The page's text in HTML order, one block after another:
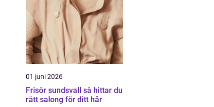
01 juni 2026
Frisör sundsvall så hittar du
rätt salong för ditt hår